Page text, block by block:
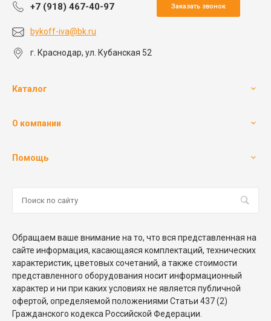
+7 (918) 467-40-97 Заказать звонок
bykoff-iva@bk.ru
г. Краснодар, ул. Кубанская 52
Каталог
О компании
Помощь
Обращаем ваше внимание на то, что вся представленная на
сайте информация, касающаяся комплектаций, технических
характеристик, цветовых сочетаний, а также стоимости
представленного оборудования носит информационный
характер и ни при каких условиях не является публичной
офертой, определяемой положениями Статьи 437 (2)
Гражданского кодекса Российской Федерации.